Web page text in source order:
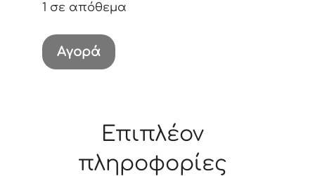
€25.50.
1 σε απόθεμα
Pizza
Plate
Αγορά
Επιπλέον
πληροφορίες